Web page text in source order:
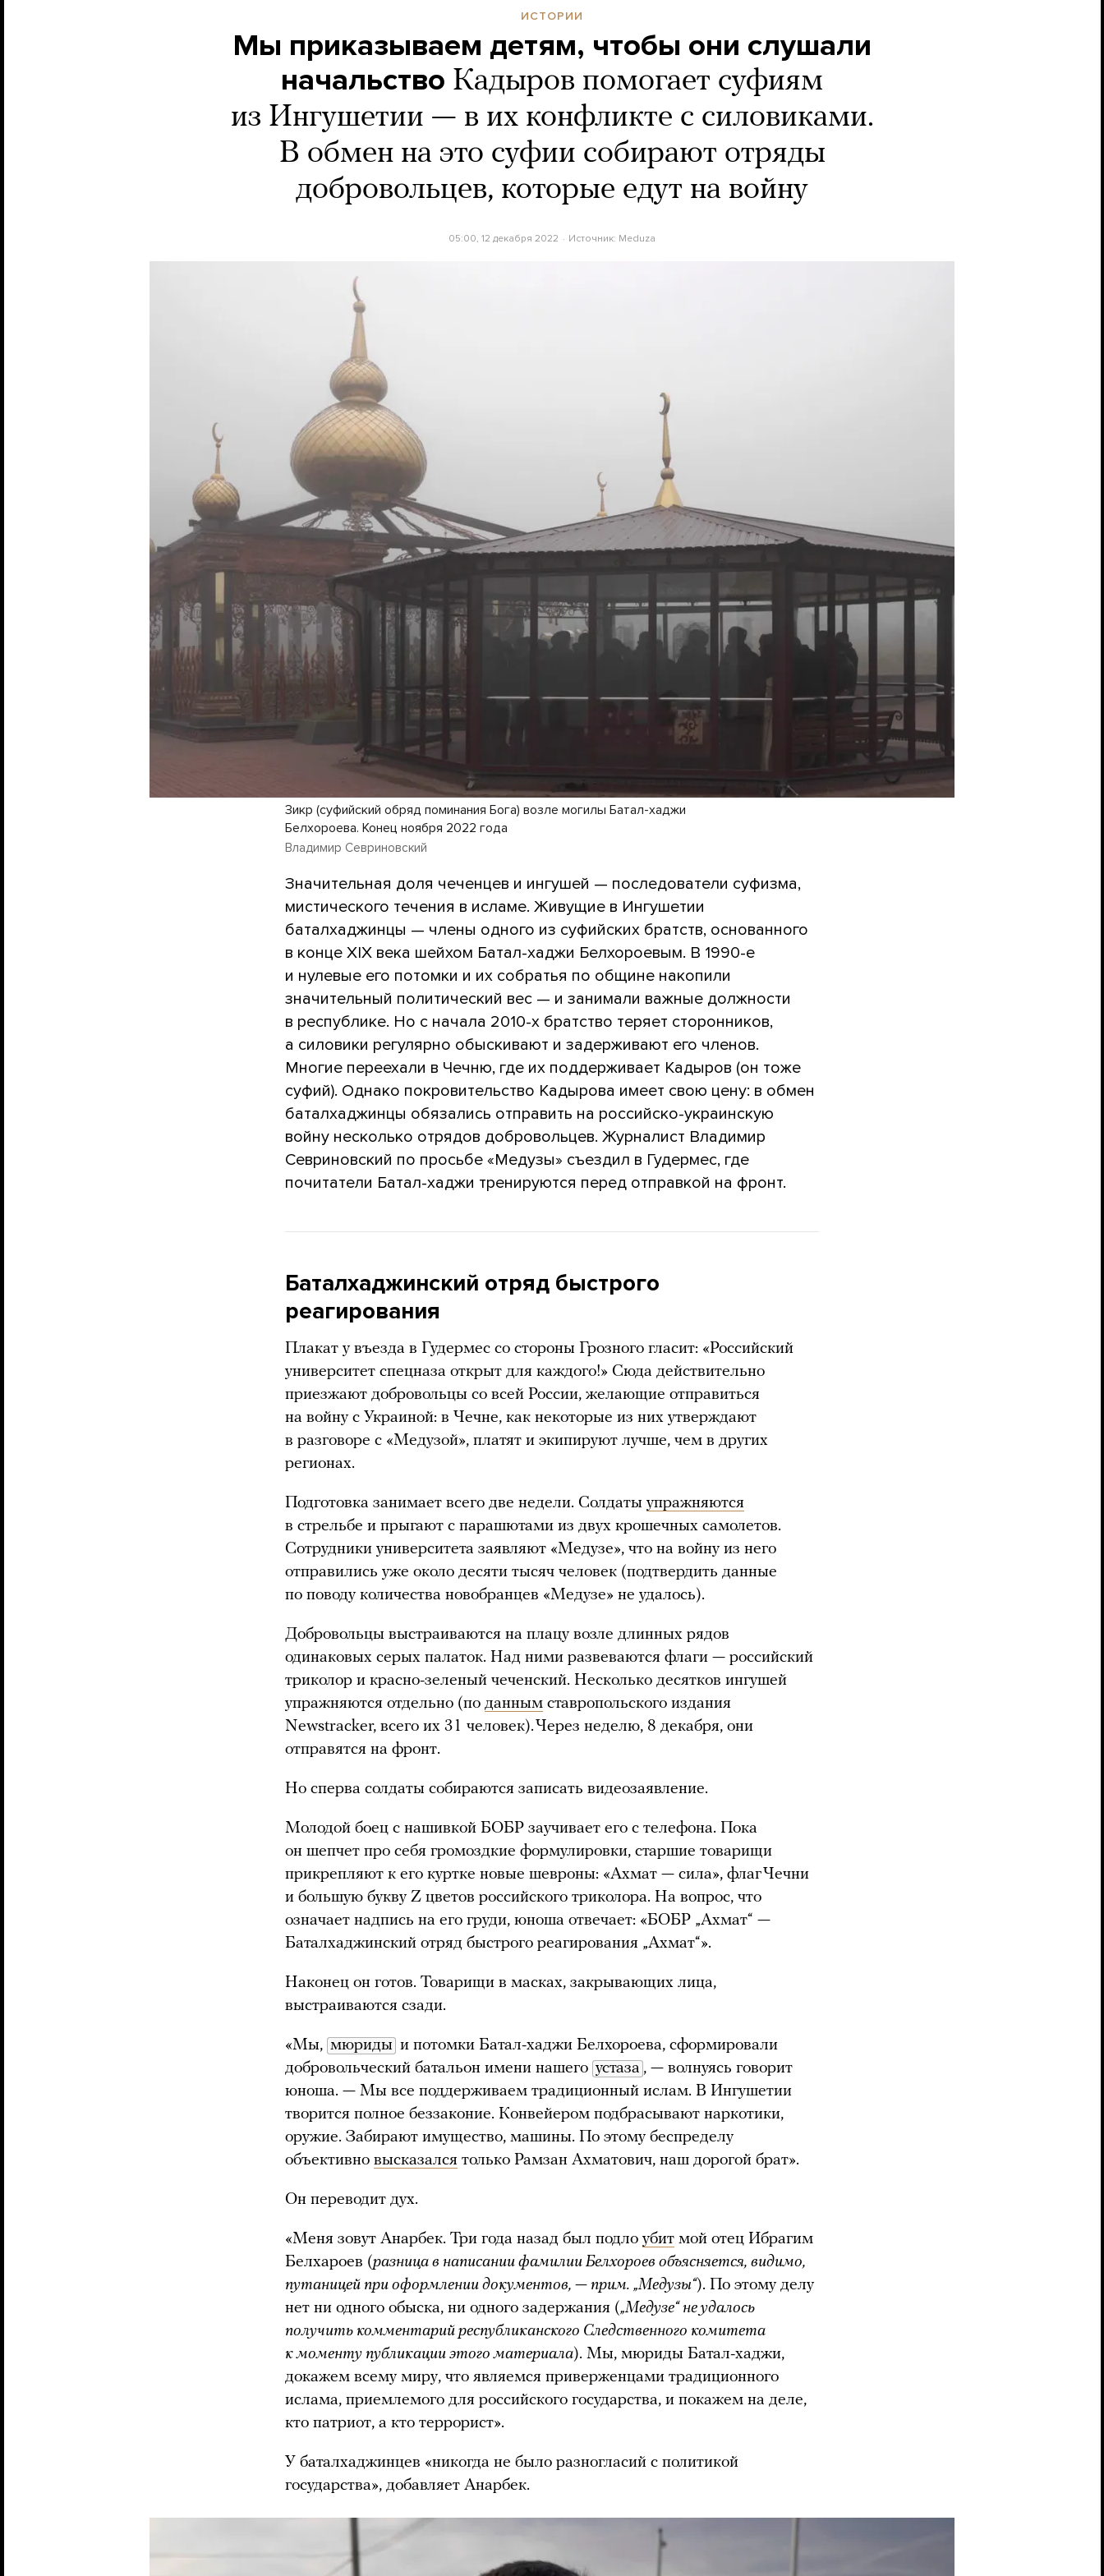
ИСТОРИИ
Мы приказываем детям, чтобы они слушали
начальство Кадыров помогает суфиям
из Ингушетии — в их конфликте с силовиками.
В обмен на это суфии собирают отряды
добровольцев, которые едут на войну
05:00, 12 декабря 2022 Источник: Meduza
Зикр (суфийский обряд поминания Бога) возле могилы Батал-хаджи
Белхороева. Конец ноября 2022 года
Владимир Севриновский
Значительная доля чеченцев и ингушей — последователи суфизма,
мистического течения в исламе. Живущие в Ингушетии
баталхаджинцы — члены одного из суфийских братств, основанного
в конце XIX века шейхом Батал-хаджи Белхороевым. В 1990-е
и нулевые его потомки и их собратья по общине накопили
значительный политический вес — и занимали важные должности
в республике. Но с начала 2010-х братство теряет сторонников,
а силовики регулярно обыскивают и задерживают его членов.
Многие переехали в Чечню, где их поддерживает Кадыров (он тоже
суфий). Однако покровительство Кадырова имеет свою цену: в обмен
баталхаджинцы обязались отправить на российско-украинскую
войну несколько отрядов добровольцев. Журналист Владимир
Севриновский по просьбе «Медузы» съездил в Гудермес, где
почитатели Батал-хаджи тренируются перед отправкой на фронт.
Баталхаджинский отряд быстрого
реагирования
Плакат у въезда в Гудермес со стороны Грозного гласит: «Российский
университет спецназа открыт для каждого!» Сюда действительно
приезжают добровольцы со всей России, желающие отправиться
на войну с Украиной: в Чечне, как некоторые из них утверждают
в разговоре с «Медузой», платят и экипируют лучше, чем в других
регионах.
Подготовка занимает всего две недели. Солдаты упражняются
в стрельбе и прыгают с парашютами из двух крошечных самолетов.
Сотрудники университета заявляют «Медузе», что на войну из него
отправились уже около десяти тысяч человек (подтвердить данные
по поводу количества новобранцев «Медузе» не удалось).
Добровольцы выстраиваются на плацу возле длинных рядов
одинаковых серых палаток. Над ними развеваются флаги — российский
триколор и красно-зеленый чеченский. Несколько десятков ингушей
упражняются отдельно (по данным ставропольского издания
Newstracker, всего их 31 человек). Через неделю, 8 декабря, они
отправятся на фронт.
Но сперва солдаты собираются записать видеозаявление.
Молодой боец с нашивкой БОБР заучивает его с телефона. Пока
он шепчет про себя громоздкие формулировки, старшие товарищи
прикрепляют к его куртке новые шевроны: «Ахмат — сила», флаг Чечни
и большую букву Z цветов российского триколора. На вопрос, что
означает надпись на его груди, юноша отвечает: «БОБР „Ахмат“ —
Баталхаджинский отряд быстрого реагирования „Ахмат“».
Наконец он готов. Товарищи в масках, закрывающих лица,
выстраиваются сзади.
«Мы, мюриды и потомки Батал-хаджи Белхороева, сформировали
добровольческий батальон имени нашего устаза , — волнуясь говорит
юноша. — Мы все поддерживаем традиционный ислам. В Ингушетии
творится полное беззаконие. Конвейером подбрасывают наркотики,
оружие. Забирают имущество, машины. По этому беспределу
объективно высказался только Рамзан Ахматович, наш дорогой брат».
Он переводит дух.
«Меня зовут Анарбек. Три года назад был подло убит мой отец Ибрагим
Белхароев (разница в написании фамилии Белхороев объясняется, видимо,
путаницей при оформлении документов, — прим. „Медузы“). По этому делу
нет ни одного обыска, ни одного задержания („Медузе“ не удалось
получить комментарий республиканского Следственного комитета
к моменту публикации этого материала). Мы, мюриды Батал-хаджи,
докажем всему миру, что являемся приверженцами традиционного
ислама, приемлемого для российского государства, и покажем на деле,
кто патриот, а кто террорист».
У баталхаджинцев «никогда не было разногласий с политикой
государства», добавляет Анарбек.